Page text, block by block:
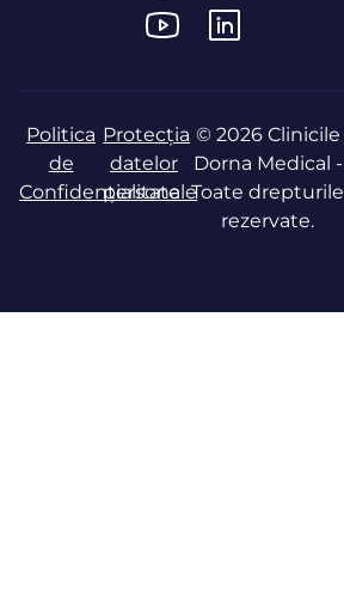
Politica
de
Confidențialitate
Protecția
datelor
personale
© 2026 Clinicile
Dorna Medical -
Toate drepturile
rezervate.